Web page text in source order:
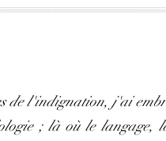
de l'indignation, j'ai
; là où le langage,